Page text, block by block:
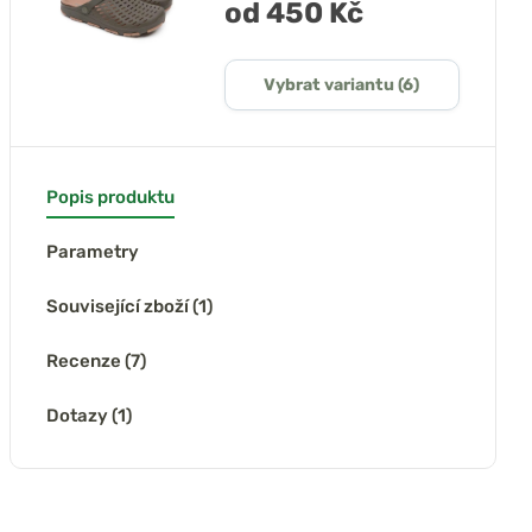
od 450 Kč
Vybrat variantu (6)
Popis produktu
Parametry
Související zboží (1)
Recenze (7)
Dotazy (1)